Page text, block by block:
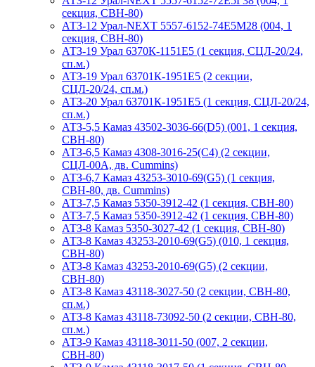
секция, СВН-80)
АТЗ-12 Урал-NEXT 5557-6152-74Е5М28 (004, 1
секция, СВН-80)
АТЗ-19 Урал 6370К-1151Е5 (1 секция, СЦЛ-20/24,
сп.м.)
АТЗ-19 Урал 63701К-1951Е5 (2 секции,
СЦЛ-20/24, сп.м.)
АТЗ-20 Урал 63701К-1951Е5 (1 секция, СЦЛ-20/24,
сп.м.)
АТЗ-5,5 Камаз 43502-3036-66(D5) (001, 1 секция,
СВН-80)
АТЗ-6,5 Камаз 4308-3016-25(С4) (2 секции,
СЦЛ-00А, дв. Cummins)
АТЗ-6,7 Камаз 43253-3010-69(G5) (1 секция,
СВН-80, дв. Cummins)
АТЗ-7,5 Камаз 5350-3912-42 (1 секция, СВН-80)
АТЗ-7,5 Камаз 5350-3912-42 (1 секция, СВН-80)
АТЗ-8 Камаз 5350-3027-42 (1 секция, СВН-80)
АТЗ-8 Камаз 43253-2010-69(G5) (010, 1 секция,
СВН-80)
АТЗ-8 Камаз 43253-2010-69(G5) (2 секции,
СВН-80)
АТЗ-8 Камаз 43118-3027-50 (2 секции, СВН-80,
сп.м.)
АТЗ-8 Камаз 43118-73092-50 (2 секции, СВН-80,
сп.м.)
АТЗ-9 Камаз 43118-3011-50 (007, 2 секции,
СВН-80)